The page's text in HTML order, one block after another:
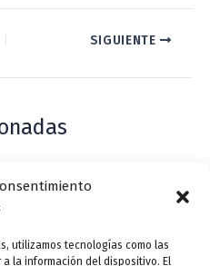
utilizamos tecnologías como las
la información del dispositivo. El
SIGUIENTE
el 168
de Don Juan